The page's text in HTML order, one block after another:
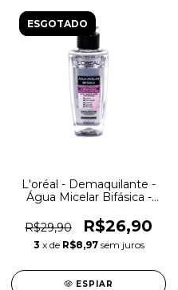
ESGOTADO
L'oréal - Demaquilante -
Água Micelar Bifásica -
R$29,90
R$26,90
3 x de R$8,97 sem juros
ESPIAR